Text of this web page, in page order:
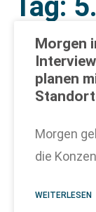
Tag:
Morgen
planen
Morgen
die
WEITERLESEN